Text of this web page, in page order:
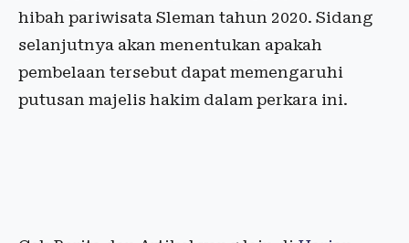
hibah pariwisata Sleman tahun 2020. Sidang
selanjutnya akan menentukan apakah
pembelaan tersebut dapat memengaruhi
putusan majelis hakim dalam perkara ini.